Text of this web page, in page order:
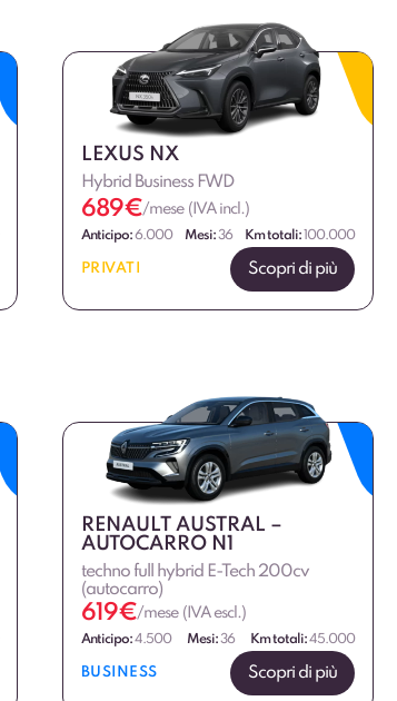
LEXUS NX
Hybrid Business FWD
689€/mese (IVA incl.)
Anticipo:6.000 Mesi:36 Km totali: 100.000
PRIVATI Scopri di più
RENAULT AUSTRAL –
AUTOCARRO N1
techno full hybrid E-Tech 200cv
(autocarro)
619€/mese (IVA escl.)
Anticipo:4.500 Mesi:36 Km totali:45.000
BUSINESS Scopri di più